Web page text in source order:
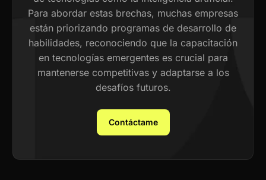
Para abordar estas brechas, muchas empresas
están priorizando programas de desarrollo de
habilidades, reconociendo que la capacitación
en tecnologías emergentes es crucial para
mantenerse competitivas y adaptarse a los
desafíos futuros.
Contáctame